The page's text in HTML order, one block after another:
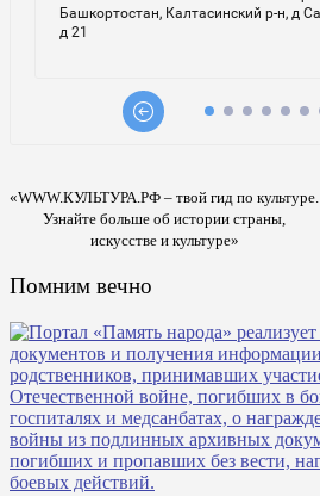
«WWW.КУЛЬТУРА.РФ – твой гид по культуре.
Узнайте больше об истории страны,
искусстве и культуре»
Помним вечно